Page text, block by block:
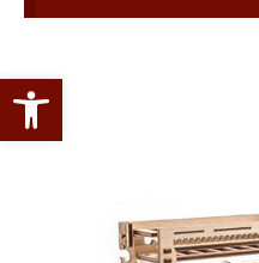
Abrir barra de herramientas